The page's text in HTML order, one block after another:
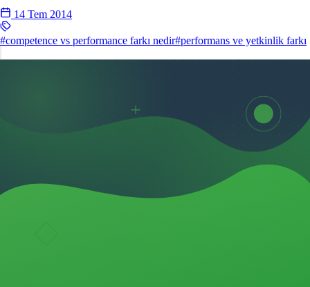
14 Tem 2014
#competence vs performance farkı nedir#performans ve yetkinlik farkı